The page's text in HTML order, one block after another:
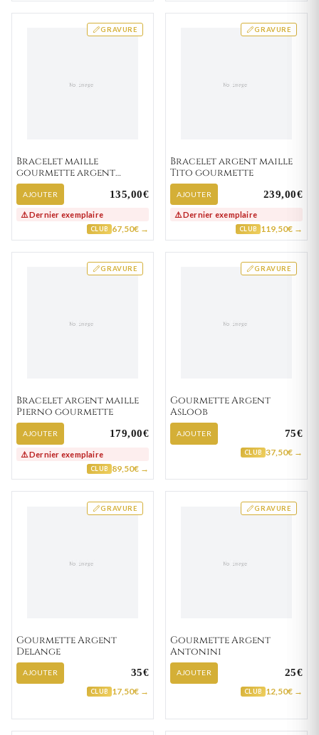
GRAVURE
Bracelet maille
gourmette argent
Sivapragasam vieilli
AJOUTER 135,00€
⚠️ Dernier exemplaire
CLUB 67,50€ →
GRAVURE
Bracelet argent maille
Tito gourmette
AJOUTER 239,00€
⚠️ Dernier exemplaire
CLUB 119,50€ →
GRAVURE
Bracelet argent maille
Pierno gourmette
AJOUTER 179,00€
⚠️ Dernier exemplaire
CLUB 89,50€ →
GRAVURE
Gourmette Argent
Asloob
AJOUTER 75€
CLUB 37,50€ →
GRAVURE
Gourmette Argent
Delange
AJOUTER 35€
CLUB 17,50€ →
GRAVURE
Gourmette Argent
Antonini
AJOUTER 25€
CLUB 12,50€ →